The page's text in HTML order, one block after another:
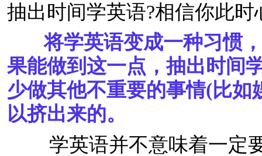
抽出时间学英语?相信你此
将学英语变成一种习惯，
果能做到这一点，抽出时间
少做其他不重要的事情(比如
以挤出来的。
学英语并不意味着一定